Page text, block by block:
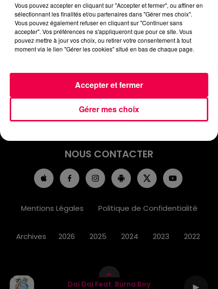
Dai Dai Feat. Burna Boy
INFOS
EMISSIONS
JEUX
PODCASTS
NOUS CONTACTER
Mentions Légales Politique de Confidentialité
Archives 2026 2025 2024 2023 2022
Vous pouvez accepter en cliquant sur "Accepter et fermer", ou affiner en
sélectionnant les finalités et/ou partenaires dans "Gérer mes choix".
Vous pouvez également refuser en cliquant sur "Continuer sans
accepter". Vos préférences ne s'appliqueront que pour ce site. Vous
pouvez mettre à jour vos choix, ou retirer votre consentement à tout
moment via le lien "Gérer les cookies" situé en bas de chaque page.
Gérer mes choix
Accepter et fermer